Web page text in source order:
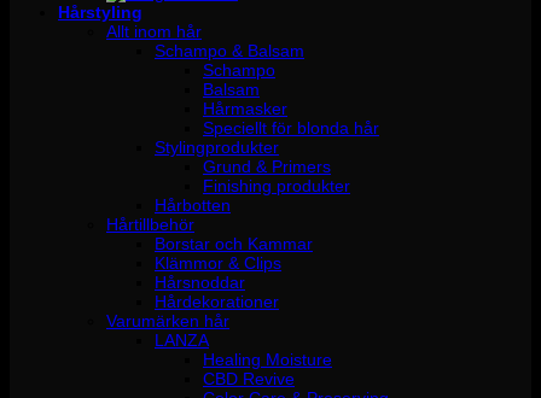
Hårstyling
Allt inom hår
Schampo & Balsam
Schampo
Balsam
Hårmasker
Speciellt för blonda hår
Stylingprodukter
Grund & Primers
Finishing produkter
Hårbotten
Hårtillbehör
Borstar och Kammar
Klämmor & Clips
Hårsnoddar
Hårdekorationer
Varumärken hår
LANZA
Healing Moisture
CBD Revive